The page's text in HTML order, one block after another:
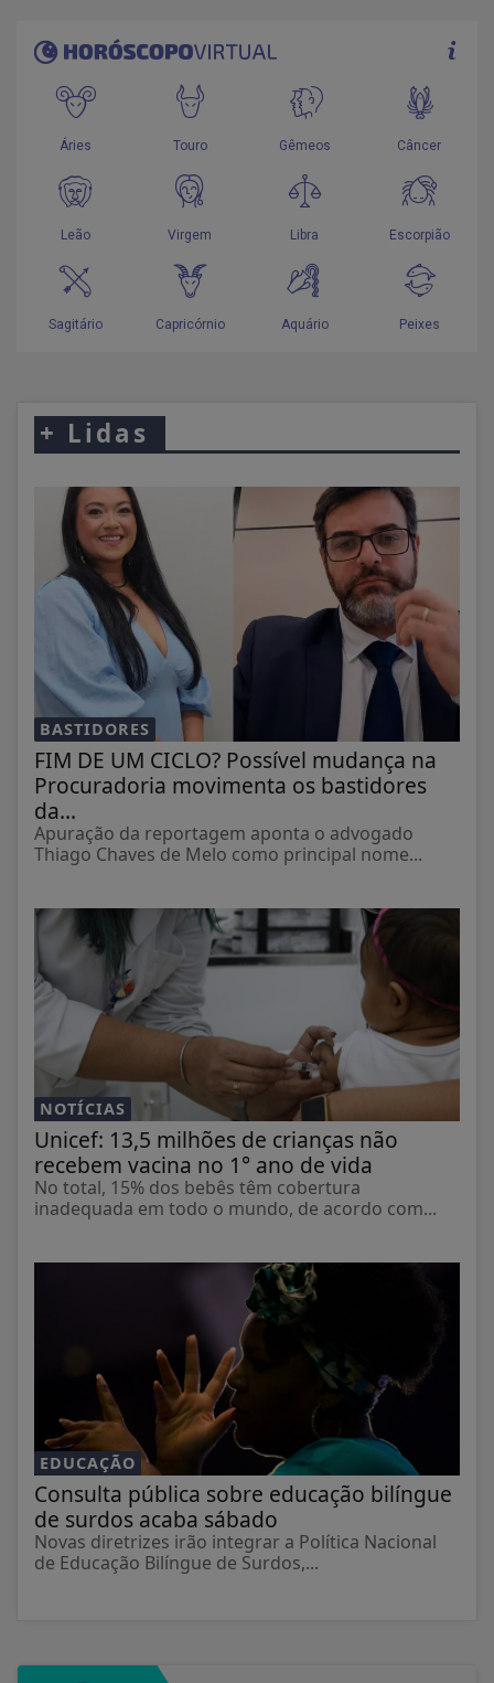
+ Lidas
BASTIDORES
FIM DE UM CICLO? Possível mudança na
Procuradoria movimenta os bastidores
da...
Apuração da reportagem aponta o advogado
Thiago Chaves de Melo como principal nome...
NOTÍCIAS
Unicef: 13,5 milhões de crianças não
recebem vacina no 1° ano de vida
No total, 15% dos bebês têm cobertura
inadequada em todo o mundo, de acordo com...
EDUCAÇÃO
Consulta pública sobre educação bilíngue
de surdos acaba sábado
Novas diretrizes irão integrar a Política Nacional
de Educação Bilíngue de Surdos,...